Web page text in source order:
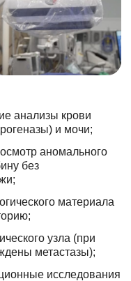
анализы крови
и мочи;
аномального
без
материала
узла (при
метастазы);
исследования